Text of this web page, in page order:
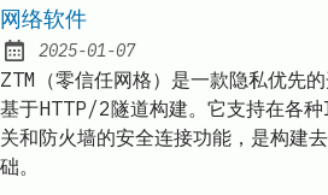
网络软件
Published:
2025-01-07
ZTM（零信任网格）是一款隐私优先
基于HTTP/2隧道构建。它支持在各
关和防火墙的安全连接功能，是构建
础。